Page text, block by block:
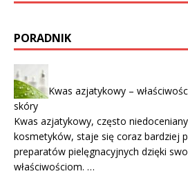
PORADNIK
Kwas azjatykowy –
skóry
Kwas azjatykowy, często
kosmetyków, staje się coraz bardziej
preparatów pielęgnacyjnych dzięki
właściwościom. …